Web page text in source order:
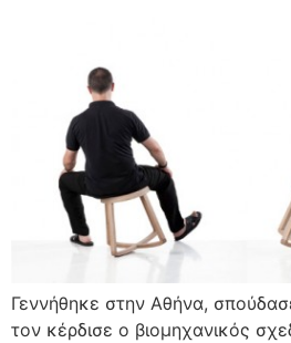
Γεννήθηκε στην Αθήνα,
τον κέρδισε ο βιομηχανικός